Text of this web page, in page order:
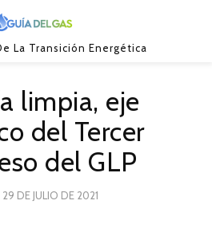
La Transición Energética
limpia, eje
del Tercer
del GLP
POSTED
29 DE JULIO DE 2021